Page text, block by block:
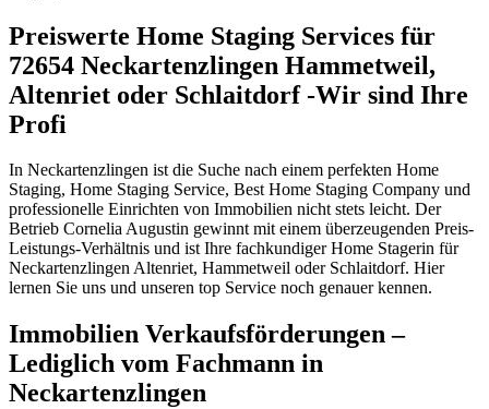
Preiswerte Home Staging Services für
72654 Neckartenzlingen Hammetweil,
Altenriet oder Schlaitdorf -Wir sind Ihre
Profi
In Neckartenzlingen ist die Suche nach einem perfekten Home
Staging, Home Staging Service, Best Home Staging Company und
professionelle Einrichten von Immobilien nicht stets leicht. Der
Betrieb Cornelia Augustin gewinnt mit einem überzeugenden Preis-
Leistungs-Verhältnis und ist Ihre fachkundiger Home Stagerin für
Neckartenzlingen Altenriet, Hammetweil oder Schlaitdorf. Hier
lernen Sie uns und unseren top Service noch genauer kennen.
Immobilien Verkaufsförderungen –
Lediglich vom Fachmann in
Neckartenzlingen